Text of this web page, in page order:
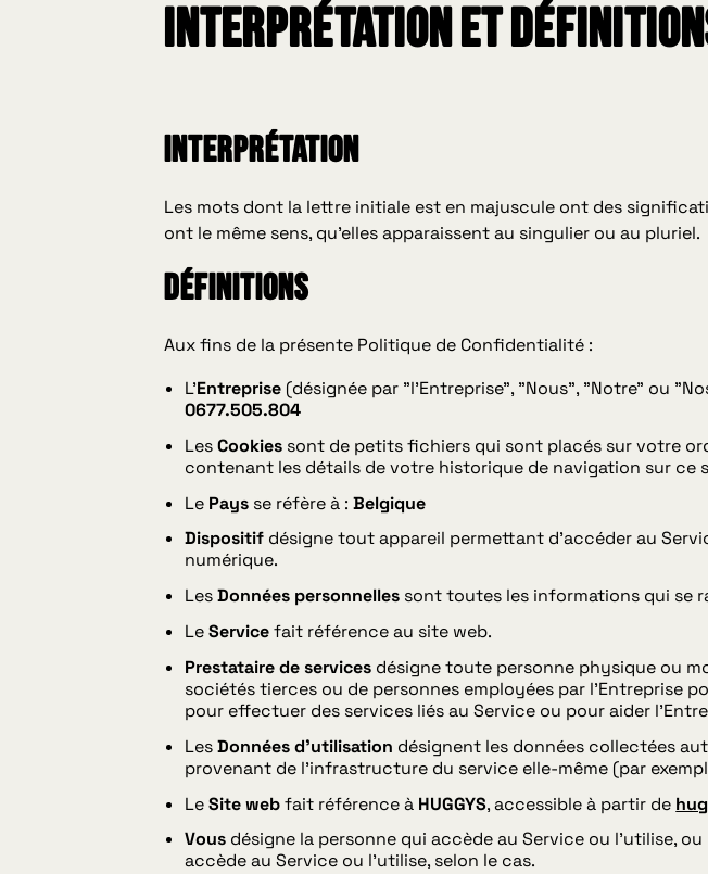
Interprétation et
INTERPRÉTATION
Les mots dont la lettre initiale est en majuscule ont des
ont le même sens, qu'elles apparaissent au singulier ou au pluriel.
DÉFINITIONS
Aux fins de la présente Politique de Confidentialité :
L'Entreprise (désignée par "l'Entreprise", "Nous", "Notre" ou
0677.505.804
LesCookies sont de petits fichiers qui sont placés sur votre
contenant les détails de votre historique de navigation sur ce
Le Pays se réfère à :Belgique
Dispositif désigne tout appareil permettant d'accéder au
numérique.
LesDonnées personnelles sont toutes les informations qui se
LeServicefait référence au site web.
Prestataire de services désigne toute personne physique ou
sociétés tierces ou de personnes employées par l'Entreprise
pour effectuer des services liés au Service ou pour aider
LesDonnées d'utilisation désignent les données collectées
provenant de l'infrastructure du service elle-même (par
LeSite webfait référence à HUGGYS, accessible à partir de
Vous désigne la personne qui accède au Service ou l'utilise,
accède au Service ou l'utilise, selon le cas.